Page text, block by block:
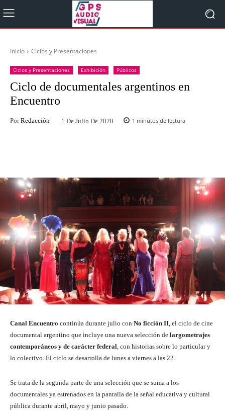
Inicio Ciclos y Presentaciones
Ciclos y Presentaciones Exhibición Públicos
Ciclo de documentales argentinos en
Encuentro
Por Redacción 1 De Julio De 2020 1 minutos de lectura
Canal Encuentro continúa durante julio con No ficción II , el ciclo de cine
documental argentino que incluye una nueva selección de largometrajes
contemporáneos y de carácter federal , con historias sobre lo particular y
lo colectivo. El ciclo se desarrolla de lunes a viernes a las 22.
Se trata de la segunda parte de una selección que se suma a los
documentales ya estrenados en la pantalla de la señal educativa y cultural
pública durante abril, mayo y junio pasado.